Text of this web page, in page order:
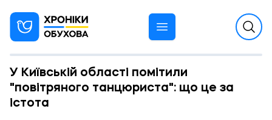
У Київській області помітили
"повітряного танцюриста": що це за
істота